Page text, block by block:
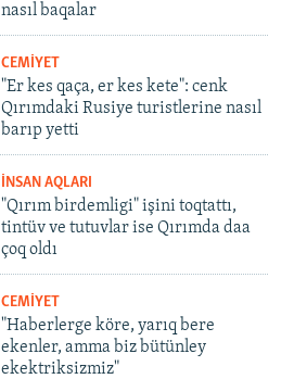
nasıl baqalar
CEMİYET
"Er kes qaça, er kes kete": cenk
Qırımdaki Rusiye turistlerine nasıl
barıp yetti
İNSAN AQLARI
"Qırım birdemligi" işini toqtattı,
tintüv ve tutuvlar ise Qırımda daa
çoq oldı
CEMİYET
"Haberlerge köre, yarıq bere
ekenler, amma biz bütünley
ekektriksizmiz"